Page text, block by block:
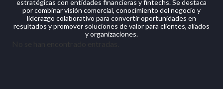
estratégicas con entidades financieras y fintechs. Se destaca
por combinar visión comercial, conocimiento del negocio y
liderazgo colaborativo para convertir oportunidades en
resultados y promover soluciones de valor para clientes, aliados
y organizaciones.